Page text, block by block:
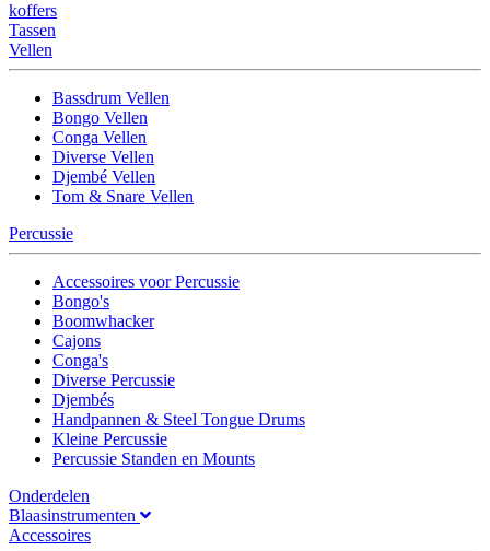
koffers
Tassen
Vellen
Bassdrum Vellen
Bongo Vellen
Conga Vellen
Diverse Vellen
Djembé Vellen
Tom & Snare Vellen
Percussie
Accessoires voor Percussie
Bongo's
Boomwhacker
Cajons
Conga's
Diverse Percussie
Djembés
Handpannen & Steel Tongue Drums
Kleine Percussie
Percussie Standen en Mounts
Onderdelen
Blaasinstrumenten
Accessoires